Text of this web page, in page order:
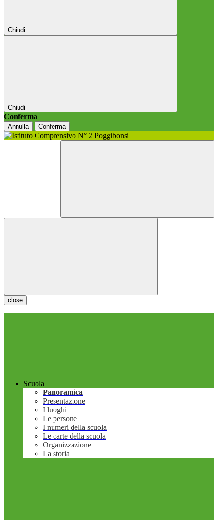
Chiudi
Chiudi
Conferma
Annulla Conferma
close
Scuola
Panoramica
Presentazione
I luoghi
Le persone
I numeri della scuola
Le carte della scuola
Organizzazione
La storia